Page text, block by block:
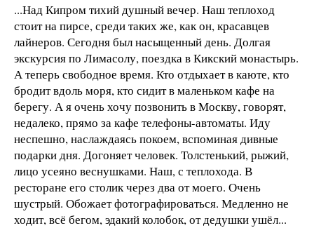
...Над Кипром тихий душный вечер. Наш теплоход
стоит на пирсе, среди таких же, как он, красавцев
лайнеров. Сегодня был насыщенный день. Долгая
экскурсия по Лимасолу, поездка в Кикский монастырь.
А теперь свободное время. Кто отдыхает в каюте, кто
бродит вдоль моря, кто сидит в маленьком кафе на
берегу. А я очень хочу позвонить в Москву, говорят,
недалеко, прямо за кафе телефоны-автоматы. Иду
неспешно, наслаждаясь покоем, вспоминая дивные
подарки дня. Догоняет человек. Толстенький, рыжий,
лицо усеяно веснушками. Наш, с теплохода. В
ресторане его столик через два от моего. Очень
шустрый. Обожает фотографироваться. Медленно не
ходит, всё бегом, эдакий колобок, от дедушки ушёл...